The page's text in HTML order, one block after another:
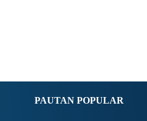
PAUTAN POPULAR